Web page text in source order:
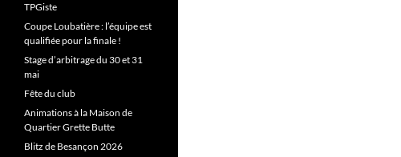
TPGiste
Coupe Loubatière : l’équipe est
qualifiée pour la finale !
Stage d’arbitrage du 30 et 31
mai
Fête du club
Animations à la Maison de
Quartier Grette Butte
Blitz de Besançon 2026